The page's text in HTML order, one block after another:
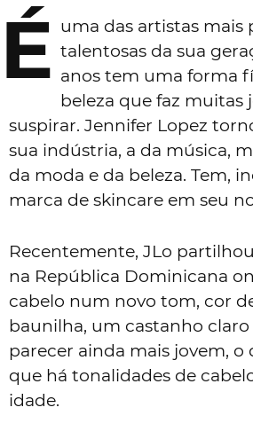
É uma das artistas mais
talentosas da sua
anos tem uma forma
beleza que faz muitas
suspirar. Jennifer Lopez
sua indústria, a da música,
da moda e da beleza. Tem,
marca de skincare em seu
Recentemente, JLo
na República Dominicana
cabelo num novo tom, cor
baunilha, um castanho claro
parecer ainda mais jovem, o
que há tonalidades de
idade.